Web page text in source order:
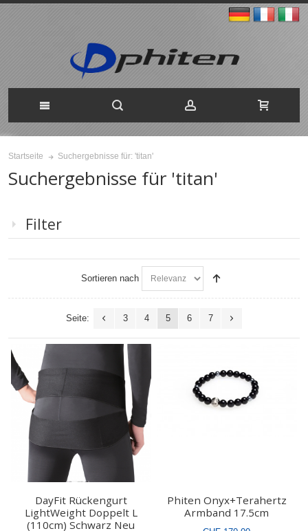
Startseite Suchergebnisse für: 'titan'
Suchergebnisse für 'titan'
Filter
Sortieren nach
Seite: 3 4 5 6 7
DayFit Rückengurt
LightWeight Doppelt L
(110cm) Schwarz Neu
Phiten Onyx+Terahertz
Armband 17.5cm